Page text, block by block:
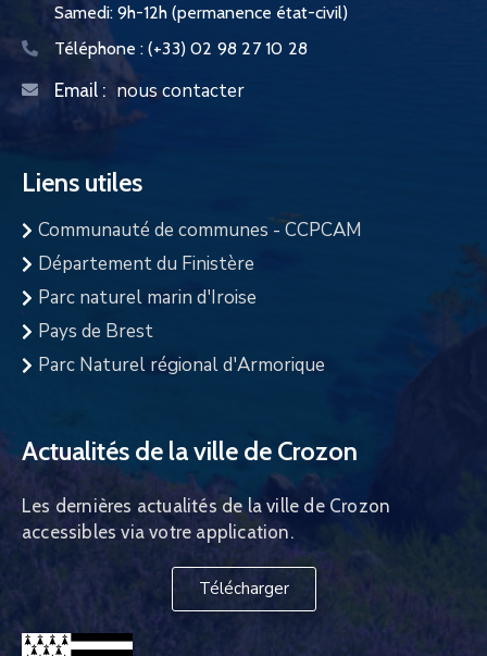
Samedi: 9h-12h (permanence état-civil)
Téléphone : (+33) 02 98 27 10 28
Email : nous contacter
Liens utiles
Communauté de communes - CCPCAM
Département du Finistère
Parc naturel marin d'Iroise
Pays de Brest
Parc Naturel régional d'Armorique
Actualités de la ville de Crozon
Les dernières actualités de la ville de Crozon
accessibles via votre application.
Télécharger